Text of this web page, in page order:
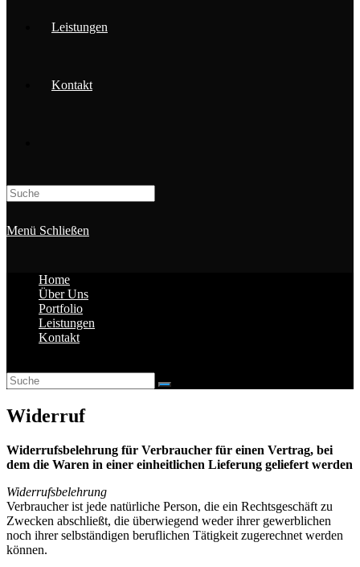
Leistungen
Kontakt
Search
this
Menü Schließen
Home
Über Uns
Portfolio
Leistungen
Kontakt
Widerruf
Widerrufsbelehrung für Verbraucher für einen Vertrag, bei
dem die Waren in einer einheitlichen Lieferung geliefert werden
Widerrufsbelehrung
Verbraucher ist jede natürliche Person, die ein Rechtsgeschäft zu
Zwecken abschließt, die überwiegend weder ihrer gewerblichen
noch ihrer selbständigen beruflichen Tätigkeit zugerechnet werden
können.